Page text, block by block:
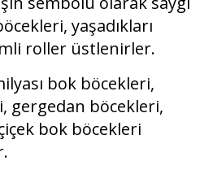
yaşadıkları
roller üstlenirler.
bok böcekleri,
gergedan böcekleri,
bok böcekleri